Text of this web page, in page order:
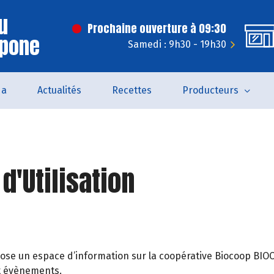
Prochaine ouverture à 09:30
Samedi : 9h30 - 19h30
Actualités Recettes Producteurs
un espace d’information sur la coopérative Biocoop